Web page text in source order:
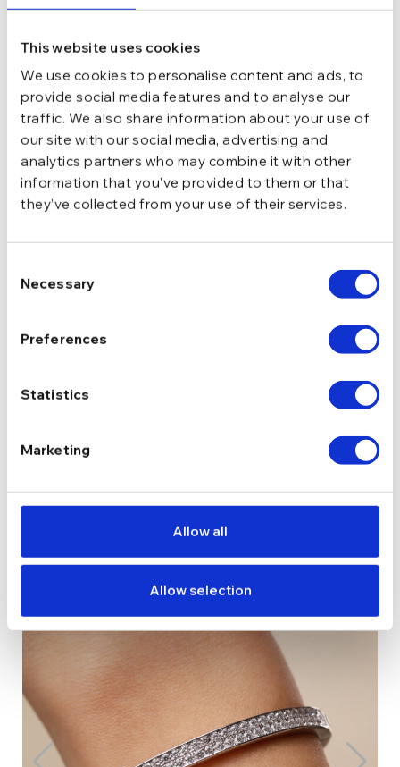
This website uses cookies
We use cookies to personalise content and ads, to
provide social media features and to analyse our
traffic. We also share information about your use of
our site with our social media, advertising and
analytics partners who may combine it with other
information that you’ve provided to them or that
they’ve collected from your use of their services.
Selection
Necessary
Preferences
Statistics
Marketing
Allow all
Allow selection
pentru persoanele dragi. Indiferent dacă este vorba despre
aniversarea unei iubite, ziua de naștere a unei prietene sau
ocazia specială a unei mame, aceste bijuterii vor fi cu siguranță
apreciate și purtate cu bucurie.
Concluzie
cerceii din argint placat cu aur
remarcabile care îmbină farmecul și eleganța într-un mod subtil
îngrijire și atenție, aceste accesorii vor străluci mereu la fel de
frumos ca în ziua în care au fost achiziționate.